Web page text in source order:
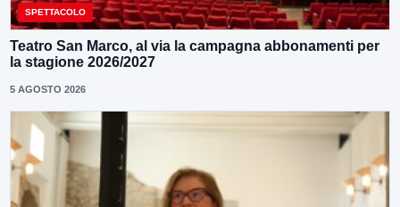
SPETTACOLO
Teatro San Marco, al via la campagna abbonamenti per
la stagione 2026/2027
5 AGOSTO 2026